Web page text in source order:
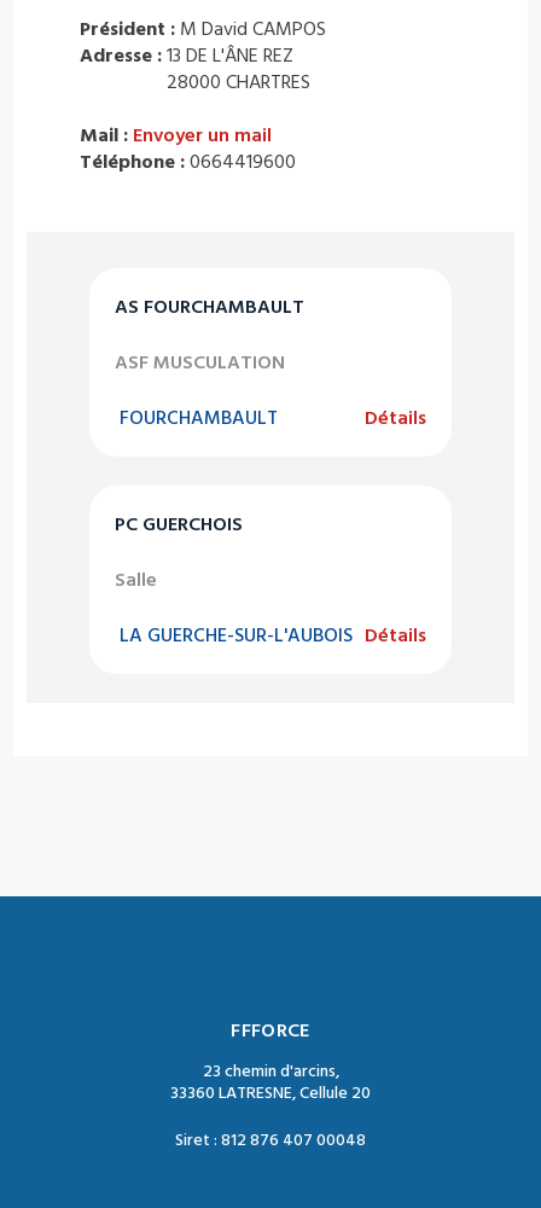
AS FOURCHAMBAULT
ASF MUSCULATION
FOURCHAMBAULT Détails
PC GUERCHOIS
Salle
LA GUERCHE-SUR-L'AUBOIS Détails
Président : M David CAMPOS
Adresse :13 DE L'ÂNE REZ
28000 CHARTRES
Mail : Envoyer un mail
Téléphone :0664419600
FFFORCE
23 chemin d'arcins,
33360 LATRESNE, Cellule 20
Siret : 812 876 407 00048